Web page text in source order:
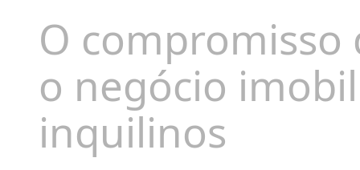
O compromisso
o negócio
inquilinos